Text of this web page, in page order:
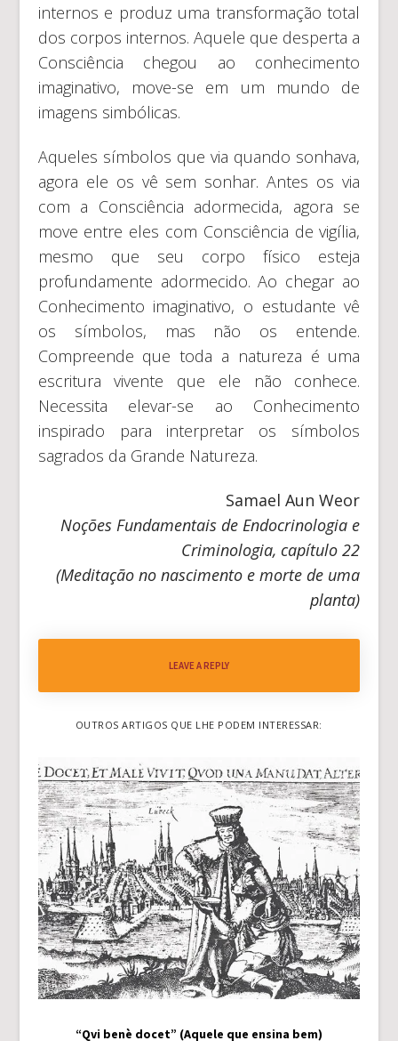
internos e produz uma transformação total
dos corpos internos. Aquele que desperta a
Consciência chegou ao conhecimento
imaginativo, move-se em um mundo de
imagens simbólicas.
Aqueles símbolos que via quando sonhava,
agora ele os vê sem sonhar. Antes os via
com a Consciência adormecida, agora se
move entre eles com Consciência de vigília,
mesmo que seu corpo físico esteja
profundamente adormecido. Ao chegar ao
Conhecimento imaginativo, o estudante vê
os símbolos, mas não os entende.
Compreende que toda a natureza é uma
escritura vivente que ele não conhece.
Necessita elevar-se ao Conhecimento
inspirado para interpretar os símbolos
sagrados da Grande Natureza.
Samael Aun Weor
Noções Fundamentais de Endocrinologia e
Criminologia, capítulo 22
(Meditação no nascimento e morte de uma
planta)
LEAVE A REPLY
OUTROS ARTIGOS QUE LHE PODEM INTERESSAR:
“Qvi benè docet” (Aquele que ensina bem)